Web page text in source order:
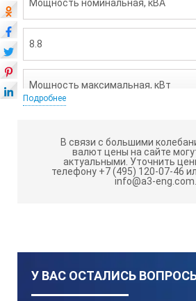
Мощность номинальная, кВА
8.8
Мощность максимальная, кВт
Мощность максимальная, кВА
Подробнее
В связи с большими
валют цены на сайте
актуальными. Уточнить
телефону +7 (495) 120-07-46
info@a3-eng.com.
У ВАС ОСТАЛИСЬ